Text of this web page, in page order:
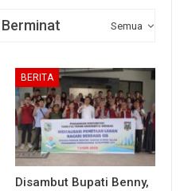
Semua
BERITA
Disambut Bupati Benny,